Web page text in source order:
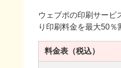
ウェブポの印刷サービ
り印刷料金を最大50％
料金表 （税込）